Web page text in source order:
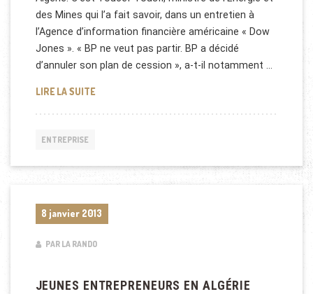
des Mines qui l’a fait savoir, dans un entretien à
l’Agence d’information financière américaine « Dow
Jones ». « BP ne veut pas partir. BP a décidé
d’annuler son plan de cession », a-t-il notamment …
LIRE LA SUITEBRITISH PETROLEUM EN ALGÉRIE
ENTREPRISE
8 janvier 2013
PAR LA RANDO
JEUNES ENTREPRENEURS EN ALGÉRIE